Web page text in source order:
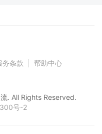
务条款 帮助中心
. All Rights Reserved.
号-2